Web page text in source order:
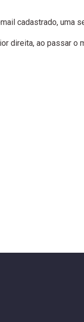
cadastrado, uma
direita, ao passar o